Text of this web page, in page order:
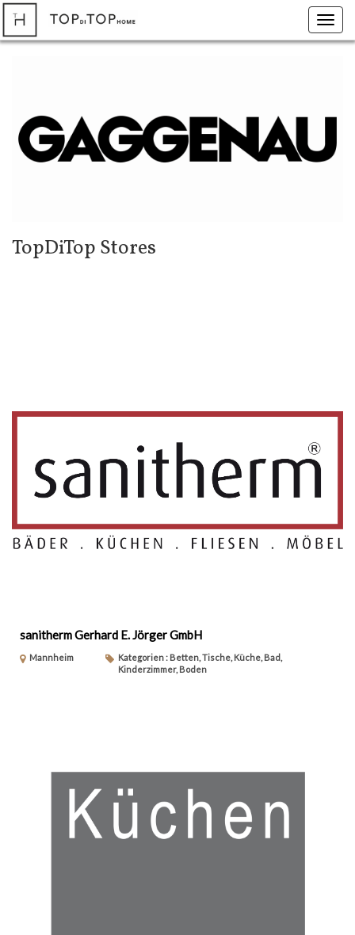
TopDiTop Stores
sanitherm Gerhard E. Jörger GmbH
Mannheim
Kategorien : Betten, Tische, Küche, Bad,
Kinderzimmer, Boden